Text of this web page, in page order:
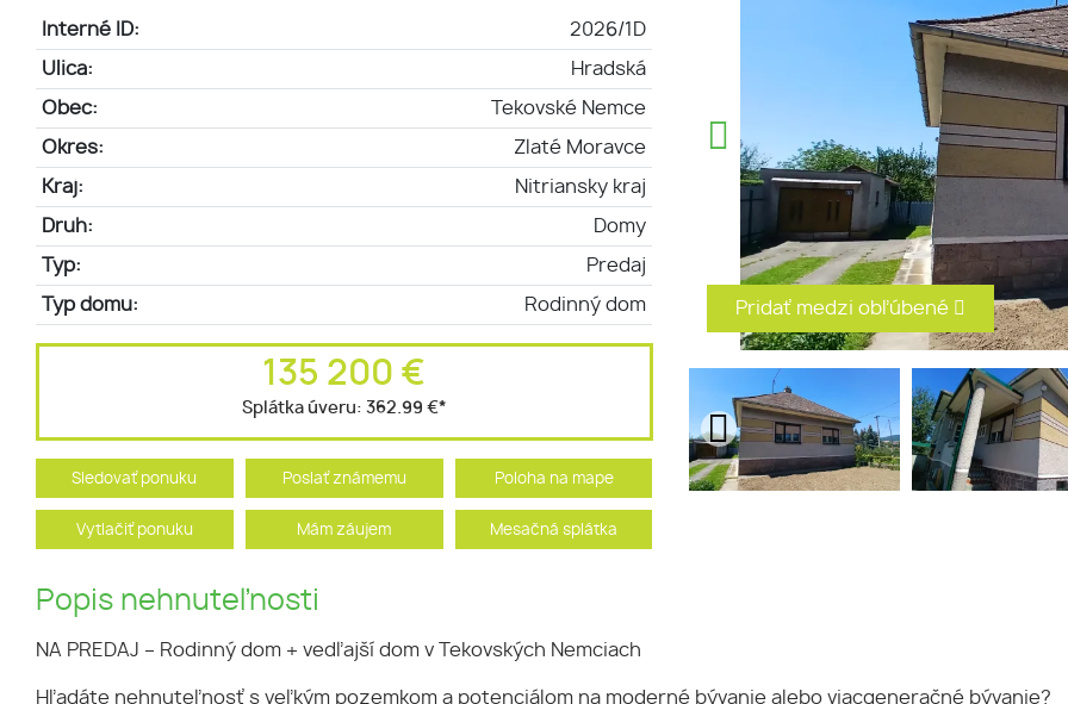
Interné ID: 2026/1D
Ulica: Hradská
Obec: Tekovské Nemce
Okres: Zlaté Moravce
Kraj: Nitriansky kraj
Druh: Domy
Typ: Predaj
Typ domu: Rodinný dom
135 200 €
Splátka úveru: 362.99 €*
Sledovať ponuku Poslať známemu Poloha na mape
Vytlačiť ponuku Mám záujem Mesačná splátka
Pridať medzi obľúbené
Popis nehnuteľnosti
NA PREDAJ – Rodinný dom + vedľajší dom v Tekovských Nemciach
Hľadáte nehnuteľnosť s veľkým pozemkom a potenciálom na moderné bývanie alebo viacgeneračné bývanie?